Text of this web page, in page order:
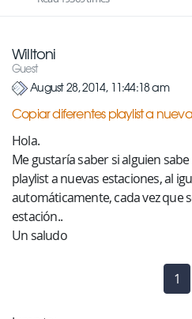
Willtoni
Guest
August 28, 2014, 11:44:18 am
Copiar diferentes playlist a
Hola.
Me gustaría saber si alguien
playlist a nuevas estaciones, al
automáticamente, cada vez que
estación..
Un saludo
1